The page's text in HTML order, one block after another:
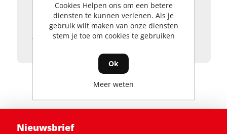
handgreep
• TÜV- en GS-gecertificeerd
• Mes en transportbescherming voor
veilige opslag
Nieuwsbrief
Cookies Helpen ons om een betere
diensten te kunnen verlenen. Als je
gebruik wilt maken van onze diensten
stem je toe om cookies te gebruiken
Ok
Meer weten